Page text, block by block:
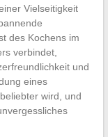
Vielseitigkeit
des Kochens im
verbindet,
und
eines
wird, und